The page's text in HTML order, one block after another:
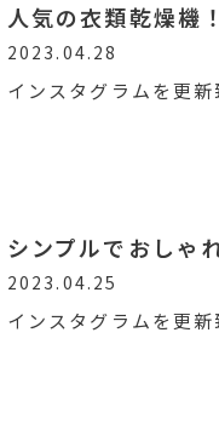
人気の衣類乾燥機
2023.04.28
インスタグラムを更
シンプルでおしゃ
2023.04.25
インスタグラムを更